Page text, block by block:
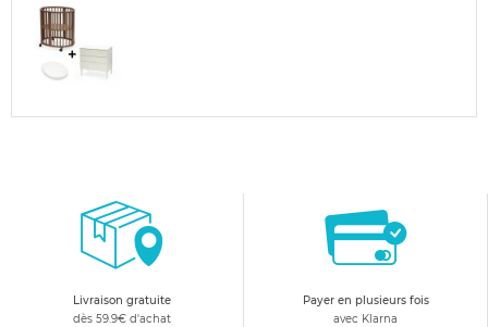
Livraison gratuite
dès 59.9€ d'achat
Payer en plusieurs fois
avec Klarna